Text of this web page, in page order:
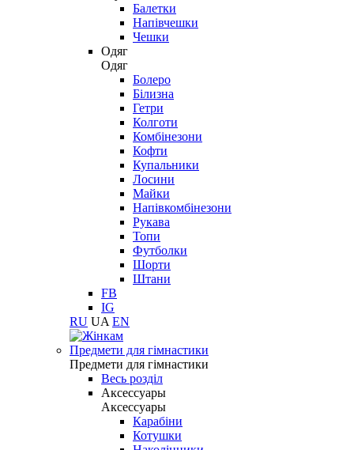
Балетки
Напівчешки
Чешки
Одяг
Одяг
Болеро
Білизна
Гетри
Колготи
Комбінезони
Кофти
Купальники
Лосини
Майки
Напівкомбінезони
Рукава
Топи
Футболки
Шорти
Штани
FB
IG
RU UA EN
Предмети для гімнастики
Предмети для гімнастики
Весь розділ
Аксессуары
Аксессуары
Карабіни
Котушки